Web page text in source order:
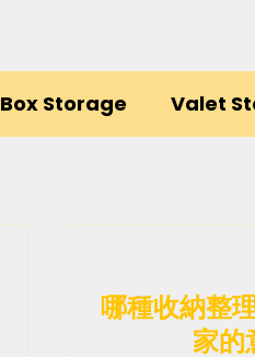
Box Storage Valet
哪種收納整
家的